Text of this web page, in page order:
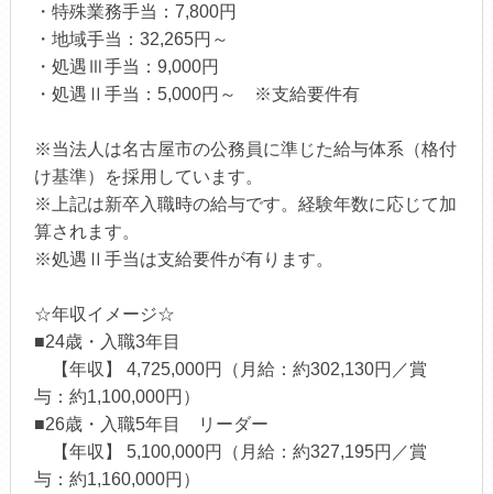
・特殊業務手当：7,800円
・地域手当：32,265円～
・処遇Ⅲ手当：9,000円
・処遇Ⅱ手当：5,000円～ ※支給要件有
※当法人は名古屋市の公務員に準じた給与体系（格付
け基準）を採用しています。
※上記は新卒入職時の給与です。経験年数に応じて加
算されます。
※処遇Ⅱ手当は支給要件が有ります。
☆年収イメージ☆
■24歳・入職3年目
【年収】 4,725,000円（月給：約302,130円／賞
与：約1,100,000円）
■26歳・入職5年目 リーダー
【年収】 5,100,000円（月給：約327,195円／賞
与：約1,160,000円）